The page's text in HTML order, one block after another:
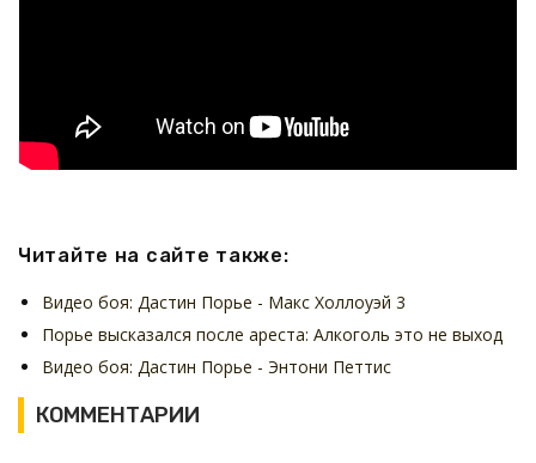
Читайте на сайте также:
Видео боя: Дастин Порье - Макс Холлоуэй 3
Порье высказался после ареста: Алкоголь это не выход
Видео боя: Дастин Порье - Энтони Петтис
КОММЕНТАРИИ